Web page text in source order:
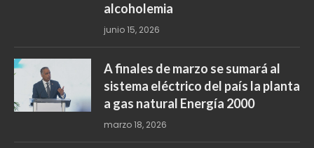
alcoholemia
junio 15, 2026
A finales de marzo se sumará al
sistema eléctrico del país la planta
a gas natural Energía 2000
marzo 18, 2026